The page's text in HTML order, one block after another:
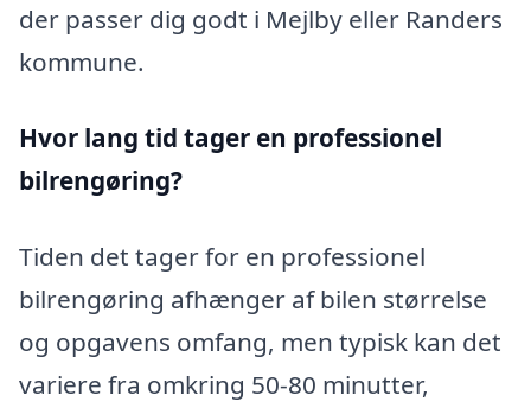
der passer dig godt i Mejlby eller Randers
kommune.
Hvor lang tid tager en professionel
bilrengøring?
Tiden det tager for en professionel
bilrengøring afhænger af bilen størrelse
og opgavens omfang, men typisk kan det
variere fra omkring 50-80 minutter,